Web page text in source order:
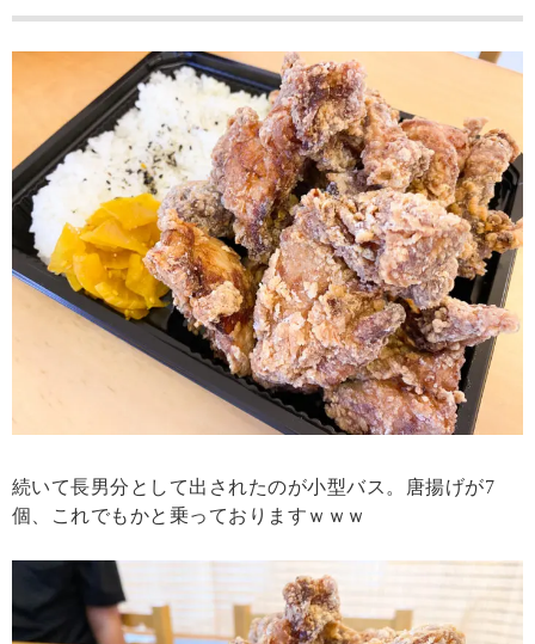
続いて長男分として出されたのが小型バス。唐揚げが7
個、これでもかと乗っておりますｗｗｗ